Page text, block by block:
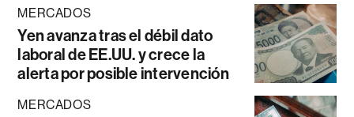
MERCADOS
Yen avanza tras el débil dato
laboral de EE.UU. y crece la
alerta por posible intervención
MERCADOS